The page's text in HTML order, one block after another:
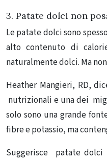
3. Patate dolci non
Le patate dolci sono
alto contenuto di
naturalmente dolci. Ma
Heather Mangieri, RD,
nutrizionali e una dei
solo sono una grande
fibre e potassio, ma
Suggerisce patate